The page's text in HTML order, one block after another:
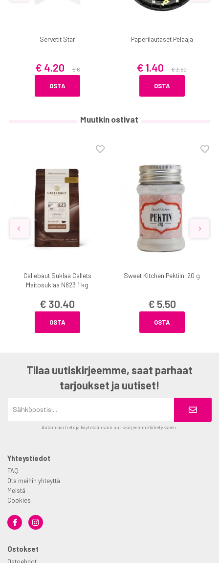
Servetit Star
€ 4.20 € 6
OSTA
Paperilautaset Pelaaja
€ 1.40 € 3.50
OSTA
Muutkin ostivat
Callebaut Suklaa Callets
Maitosuklaa N823 1 kg
€ 30.40
OSTA
Sweet Kitchen Pektiini 20 g
€ 5.50
OSTA
Tilaa uutiskirjeemme, saat parhaat
tarjoukset ja uutiset!
Antamiasi tietoja käytetään vain uutiskirjeemme lähetykseen.
Yhteystiedot
FAQ
Ota meihin yhteyttä
Meistä
Cookies
Ostokset
Ostoehdot